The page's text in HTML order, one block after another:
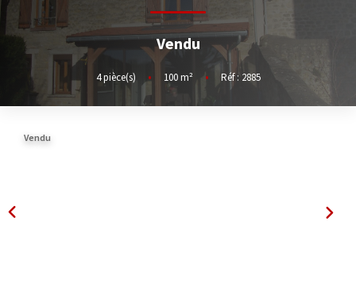
GESTION
Espace Propriétaire
Espace Locataire
Vendu
4pièce(s) • 100m² • Réf : 2885
Vendu